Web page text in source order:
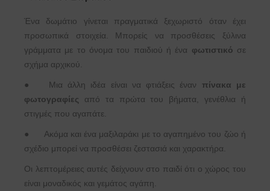
Ένα δωμάτιο γίνεται πραγματικά ξεχωριστό όταν έχει
προσωπικά στοιχεία. Μπορείς να προσθέσεις ξύλινα
γράμματα με το όνομα του παιδιού ή ένα φωτιστικό σε
σχήμα αρχικού.
● Μια άλλη ιδέα είναι να φτιάξεις έναν πίνακα με
φωτογραφίες από τα πρώτα του βήματα, γενέθλια ή
στιγμές που αγαπάτε.
●
Ακόμα και ένα μαξιλαράκι με το αγαπημένο του ζώο ή
σχέδιο μπορεί να προσθέσει ζεστασιά και χαρακτήρα.
Οι λεπτομέρειες αυτές δείχνουν στο παιδί ότι ο χώρος του
είναι μοναδικός και γεμάτος αγάπη.